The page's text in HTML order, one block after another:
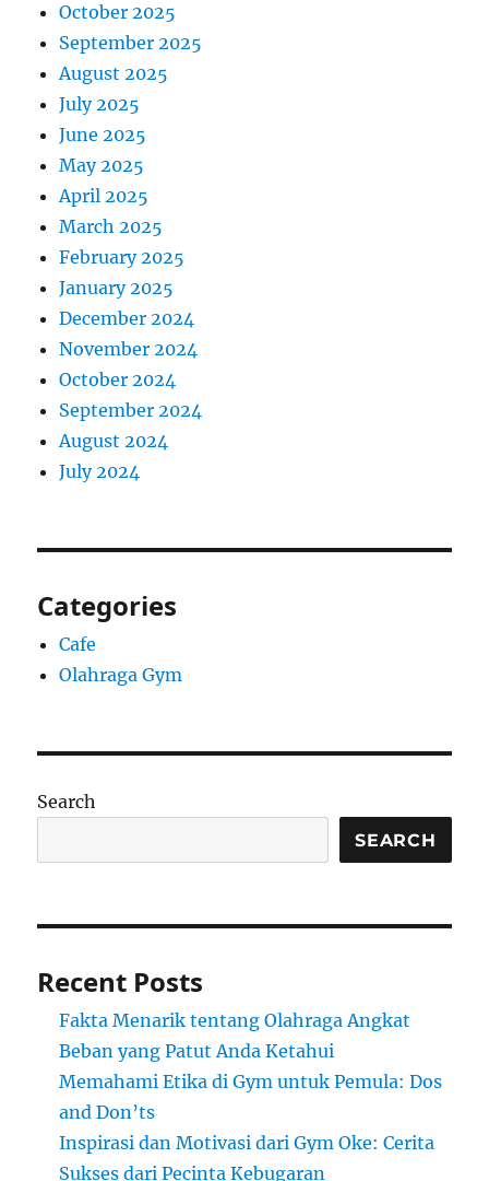
October 2025
September 2025
August 2025
July 2025
June 2025
May 2025
April 2025
March 2025
February 2025
January 2025
December 2024
November 2024
October 2024
September 2024
August 2024
July 2024
Categories
Cafe
Olahraga Gym
Search
SEARCH
Recent Posts
Fakta Menarik tentang Olahraga Angkat
Beban yang Patut Anda Ketahui
Memahami Etika di Gym untuk Pemula: Dos
and Don’ts
Inspirasi dan Motivasi dari Gym Oke: Cerita
Sukses dari Pecinta Kebugaran